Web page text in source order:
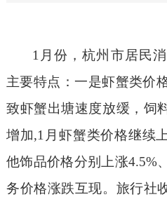
1月份，杭州市居民
主要特点：一是虾蟹类价
致虾蟹出塘速度放缓，饲
增加,1月虾蟹类价格继续
他饰品价格分别上涨4.5%
务价格涨跌互现。旅行社